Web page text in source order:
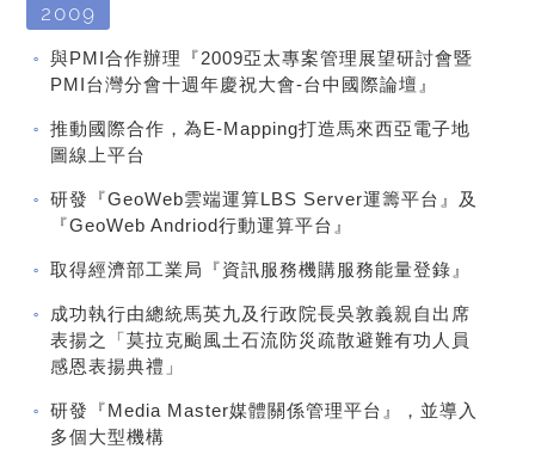
2009
與PMI合作辦理『2009亞太專案管理展望研討會暨
PMI台灣分會十週年慶祝大會-台中國際論壇』
推動國際合作，為E-Mapping打造馬來西亞電子地
圖線上平台
研發『GeoWeb雲端運算LBS Server運籌平台』及
『GeoWeb Andriod行動運算平台』
取得經濟部工業局『資訊服務機購服務能量登錄』
成功執行由總統馬英九及行政院長吳敦義親自出席
表揚之「莫拉克颱風土石流防災疏散避難有功人員
感恩表揚典禮」
研發『Media Master媒體關係管理平台』，並導入
多個大型機構